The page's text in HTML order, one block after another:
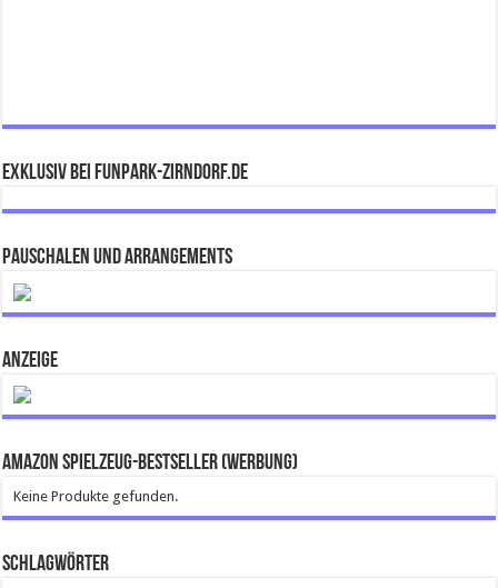
Exklusiv bei FUNPARK-ZIRNDORF.DE
Pauschalen und Arrangements
ANZEIGE
Amazon Spielzeug-Bestseller (Werbung)
Keine Produkte gefunden.
Schlagwörter